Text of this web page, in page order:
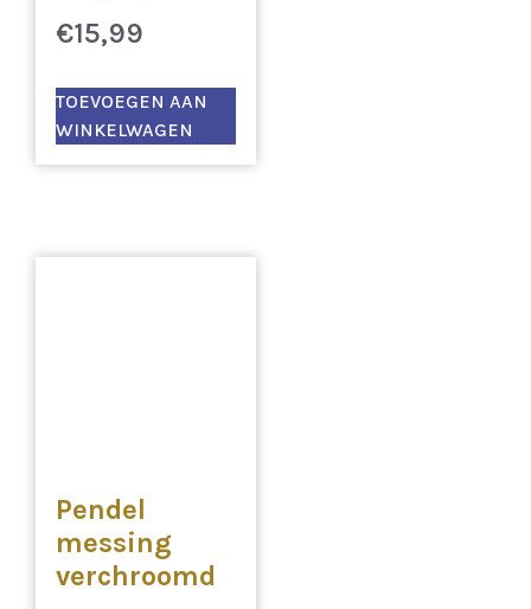
€15,99
TOEVOEGEN AAN
WINKELWAGEN
Pendel
messing
verchroomd